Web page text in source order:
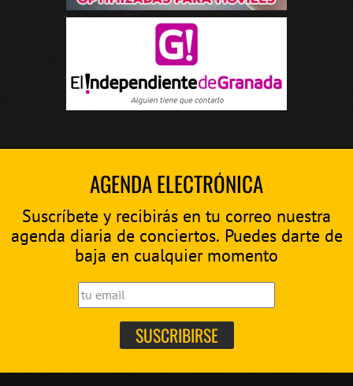
AGENDA ELECTRÓNICA
Suscríbete y recibirás en tu correo nuestra
agenda diaria de conciertos. Puedes darte de
baja en cualquier momento